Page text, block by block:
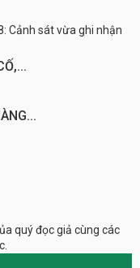
Cảnh sát vừa ghi nhận
quý đọc giả cùng các